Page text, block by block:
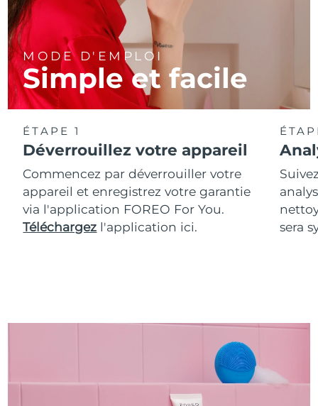
MODE D'EMPLOI
Simple et facile
ÉTAPE 1
Déverrouillez votre appareil
Commencez par déverrouiller votre
appareil et enregistrez votre garantie
via l'application FOREO For You.
Téléchargez l'application ici.
sera